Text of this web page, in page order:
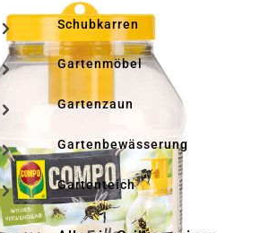
Schubkarren
Gartenmöbel
Gartenzaun
Gartenbewässerung
Gartenteich